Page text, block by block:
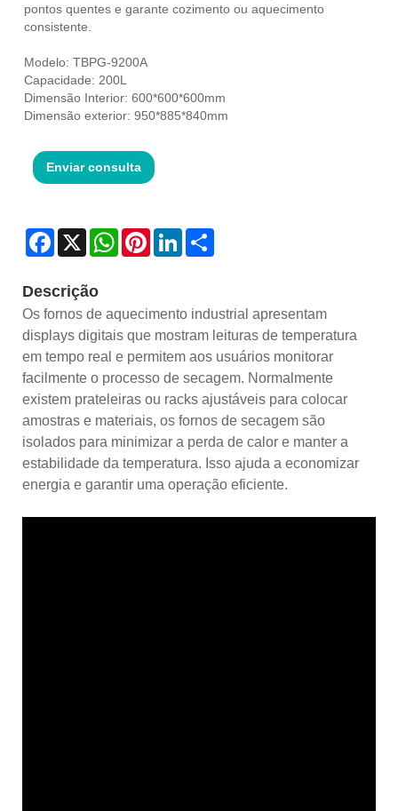
pontos quentes e garante cozimento ou aquecimento
consistente.
Modelo: TBPG-9200A
Capacidade: 200L
Dimensão Interior: 600*600*600mm
Dimensão exterior: 950*885*840mm
Enviar consulta
Facebook
X WhatsAppPinterestLinkedIn
Descrição
Os fornos de aquecimento industrial apresentam
displays digitais que mostram leituras de temperatura
em tempo real e permitem aos usuários monitorar
facilmente o processo de secagem. Normalmente
existem prateleiras ou racks ajustáveis ​​para colocar
amostras e materiais, os fornos de secagem são
isolados para minimizar a perda de calor e manter a
estabilidade da temperatura. Isso ajuda a economizar
energia e garantir uma operação eficiente.